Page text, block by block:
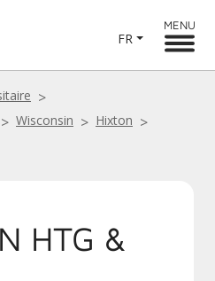
FR
MENU
Wisconsin Hixton
HTG &